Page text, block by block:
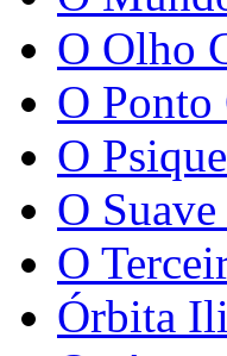
O Olho
O Ponto
O
O
O
Órbita